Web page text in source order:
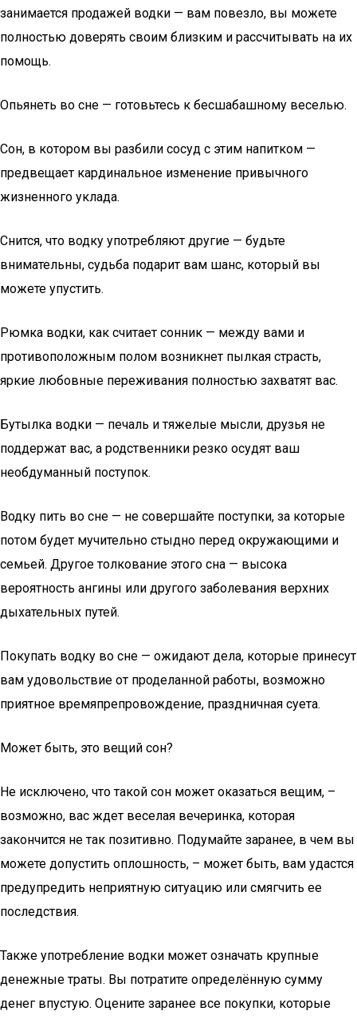
занимается продажей водки — вам повезло, вы можете
полностью доверять своим близким и рассчитывать на их
помощь.
Опьянеть во сне — готовьтесь к бесшабашному веселью.
Сон, в котором вы разбили сосуд с этим напитком —
предвещает кардинальное изменение привычного
жизненного уклада.
Снится, что водку употребляют другие — будьте
внимательны, судьба подарит вам шанс, который вы
можете упустить.
Рюмка водки, как считает сонник — между вами и
противоположным полом возникнет пылкая страсть,
яркие любовные переживания полностью захватят вас.
Бутылка водки — печаль и тяжелые мысли, друзья не
поддержат вас, а родственники резко осудят ваш
необдуманный поступок.
Водку пить во сне — не совершайте поступки, за которые
потом будет мучительно стыдно перед окружающими и
семьей. Другое толкование этого сна — высока
вероятность ангины или другого заболевания верхних
дыхательных путей.
Покупать водку во сне — ожидают дела, которые принесут
вам удовольствие от проделанной работы, возможно
приятное времяпрепровождение, праздничная суета.
Может быть, это вещий сон?
Не исключено, что такой сон может оказаться вещим, –
возможно, вас ждет веселая вечеринка, которая
закончится не так позитивно. Подумайте заранее, в чем вы
можете допустить оплошность, – может быть, вам удастся
предупредить неприятную ситуацию или смягчить ее
последствия.
Также употребление водки может означать крупные
денежные траты. Вы потратите определённую сумму
денег впустую. Оцените заранее все покупки, которые